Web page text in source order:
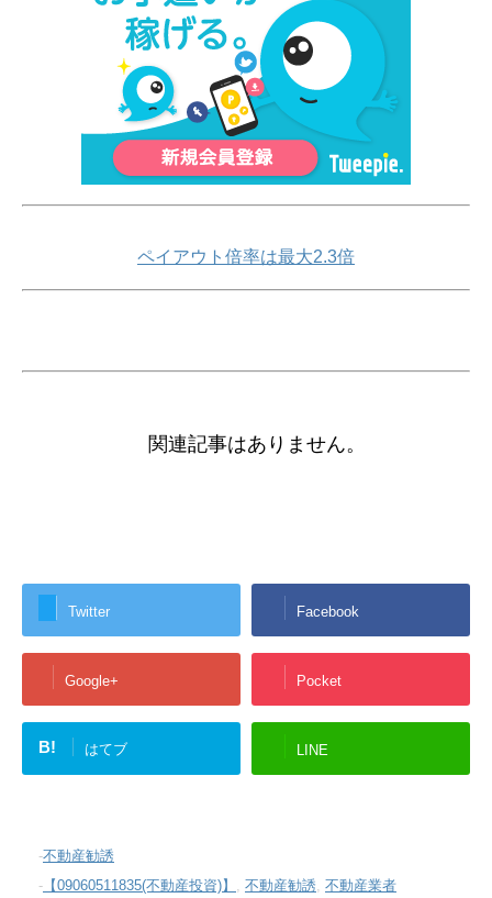
ペイアウト倍率は最大2.3倍
関連記事はありません。
Twitter Facebook
Google+ Pocket
B! はてブ LINE
-不動産勧誘
- 【09060511835(不動産投資)】 , 不動産勧誘, 不動産業者